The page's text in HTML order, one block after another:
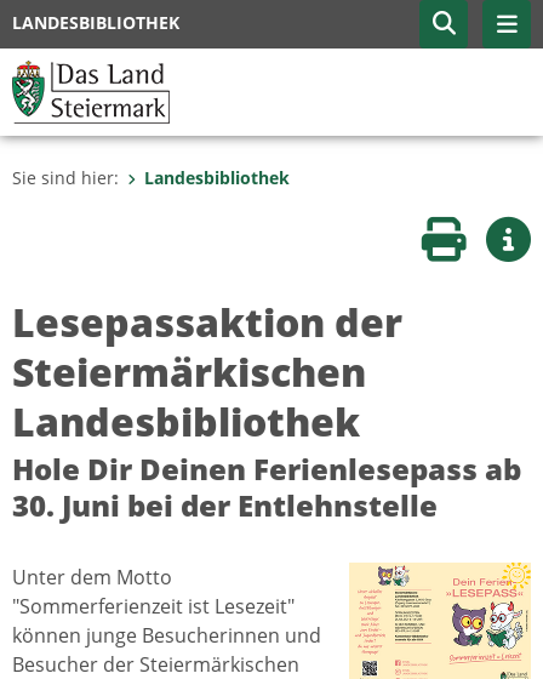
LANDESBIBLIOTHEK
Sie sind hier: Landesbibliothek
Seite
Lesepassaktion der
Steiermärkischen
Landesbibliothek
Hole Dir Deinen Ferienlesepass ab
30. Juni bei der Entlehnstelle
Unter dem Motto
"Sommerferienzeit ist Lesezeit"
können junge Besucherinnen und
Besucher der Steiermärkischen